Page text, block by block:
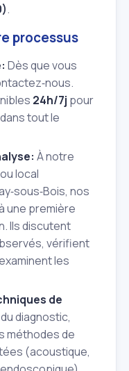
.
processus
Dès que vous
24h/7j pour
tout le
À notre
local
nos
une première
Ils discutent
vérifient
les
de
diagnostic,
méthodes de
(acoustique,